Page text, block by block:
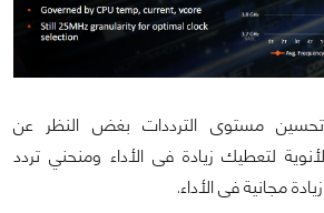
مستوى الترددات بغض النظر عن
لتعطيك زيادة فى الأداء ومنحني تردد
مجانية فى الأداء.